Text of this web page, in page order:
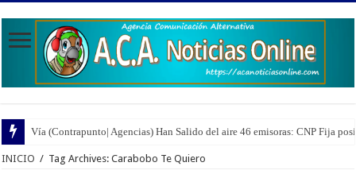
Vía (Contrapunto| Agencias) Han Salido del aire 46 emisoras: CNP Fija
INICIO / Tag Archives: Carabobo Te Quiero